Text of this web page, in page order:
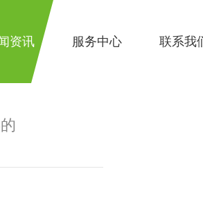
资讯 服务中心 联系我